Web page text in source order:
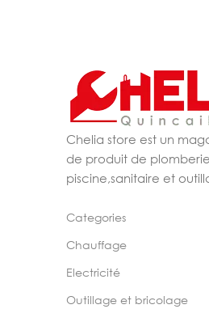
Chelia store est un
de produit de
piscine,sanitaire et
Categories
Chauffage
Electricité
Outillage et bricolage